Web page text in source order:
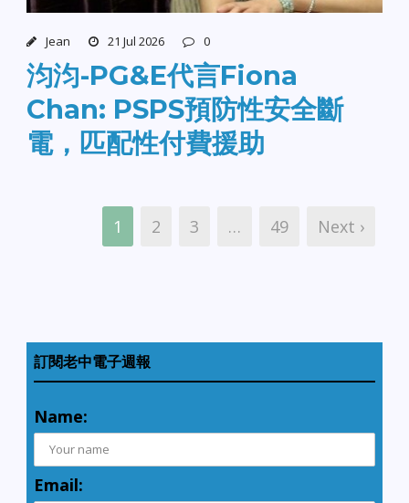
Jean 21 Jul 2026 0
汮汮-PG&E代言Fiona
Chan: PSPS預防性安全斷
電，匹配性付費援助
1 2 3 … 49 Next ›
訂閱老中電子週報
Name:
Email: